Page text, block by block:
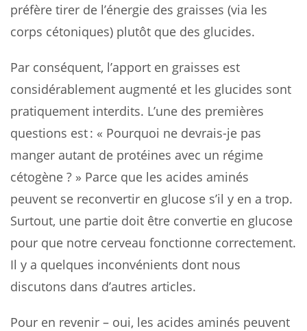
préfère tirer de l’énergie des graisses (via les
corps cétoniques) plutôt que des glucides.
Par conséquent, l’apport en graisses est
considérablement augmenté et les glucides sont
pratiquement interdits. L’une des premières
questions est : « Pourquoi ne devrais-je pas
manger autant de protéines avec un régime
cétogène ? » Parce que les acides aminés
peuvent se reconvertir en glucose s’il y en a trop.
Surtout, une partie doit être convertie en glucose
pour que notre cerveau fonctionne correctement.
Il y a quelques inconvénients dont nous
discutons dans d’autres articles.
Pour en revenir – oui, les acides aminés peuvent